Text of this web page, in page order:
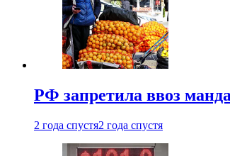
РФ запретила ввоз
2 года спустя2 года спустя